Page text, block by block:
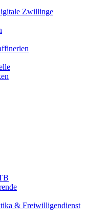
Zwillinge
& Freiwilligendienst